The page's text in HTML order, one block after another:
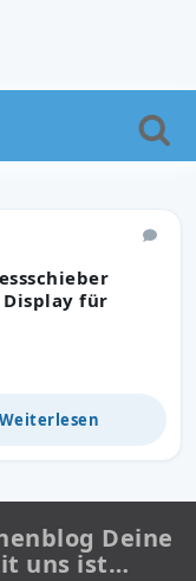
Display für
Weiterlesen
Deine
uns ist…